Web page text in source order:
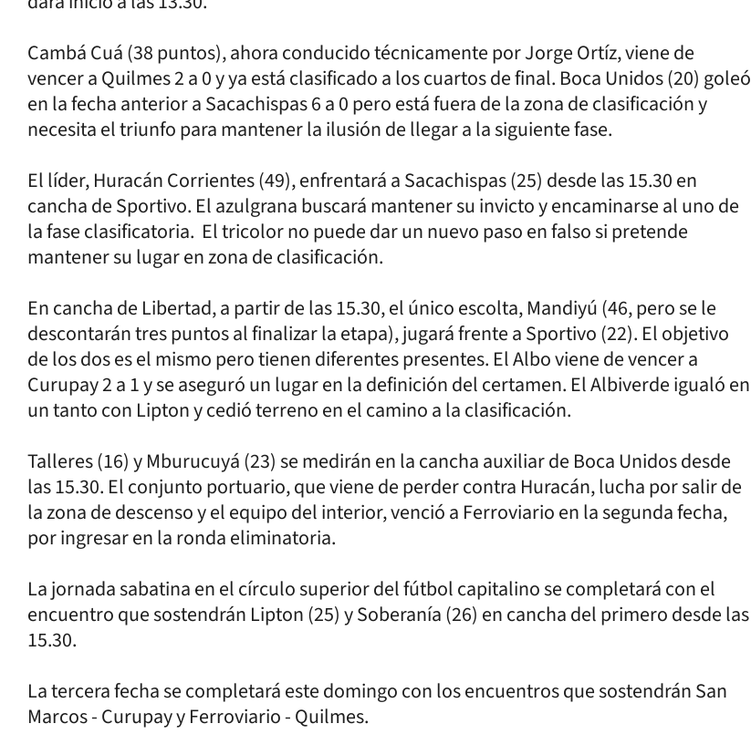
Cambá Cuá (38 puntos), ahora conducido técnicamente por Jorge Ortíz, viene de
vencer a Quilmes 2 a 0 y ya está clasificado a los cuartos de final. Boca Unidos (20) goleó
en la fecha anterior a Sacachispas 6 a 0 pero está fuera de la zona de clasificación y
necesita el triunfo para mantener la ilusión de llegar a la siguiente fase.
El líder, Huracán Corrientes (49), enfrentará a Sacachispas (25) desde las 15.30 en
cancha de Sportivo. El azulgrana buscará mantener su invicto y encaminarse al uno de
la fase clasificatoria. El tricolor no puede dar un nuevo paso en falso si pretende
mantener su lugar en zona de clasificación.
En cancha de Libertad, a partir de las 15.30, el único escolta, Mandiyú (46, pero se le
descontarán tres puntos al finalizar la etapa), jugará frente a Sportivo (22). El objetivo
de los dos es el mismo pero tienen diferentes presentes. El Albo viene de vencer a
Curupay 2 a 1 y se aseguró un lugar en la definición del certamen. El Albiverde igualó en
un tanto con Lipton y cedió terreno en el camino a la clasificación.
Talleres (16) y Mburucuyá (23) se medirán en la cancha auxiliar de Boca Unidos desde
las 15.30. El conjunto portuario, que viene de perder contra Huracán, lucha por salir de
la zona de descenso y el equipo del interior, venció a Ferroviario en la segunda fecha,
por ingresar en la ronda eliminatoria.
La jornada sabatina en el círculo superior del fútbol capitalino se completará con el
encuentro que sostendrán Lipton (25) y Soberanía (26) en cancha del primero desde las
15.30.
La tercera fecha se completará este domingo con los encuentros que sostendrán San
Marcos - Curupay y Ferroviario - Quilmes.